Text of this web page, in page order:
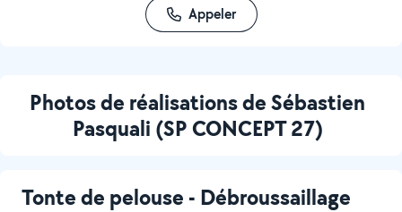
Appeler
Photos de réalisations de Sébastien
Pasquali (SP CONCEPT 27)
Tonte de pelouse - Débroussaillage